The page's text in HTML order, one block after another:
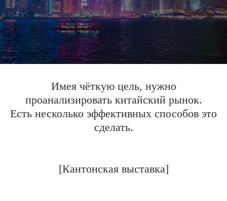
Имея чёткую цель, нужно
проанализировать китайский рынок.
Есть несколько эффективных способов это
сделать.
[Кантонская выставка]